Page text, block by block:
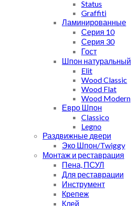
Status
Graffiti
Ламинированные
Серия 10
Серия 30
Гост
Шпон натуральный
Elit
Wood Classic
Wood Flat
Wood Modern
Евро Шпон
Classico
Legno
Раздвижные двери
Эко Шпон/Twiggy
Монтаж и реставрация
Пена, ПСУЛ
Для реставрации
Инструмент
Крепеж
Клей